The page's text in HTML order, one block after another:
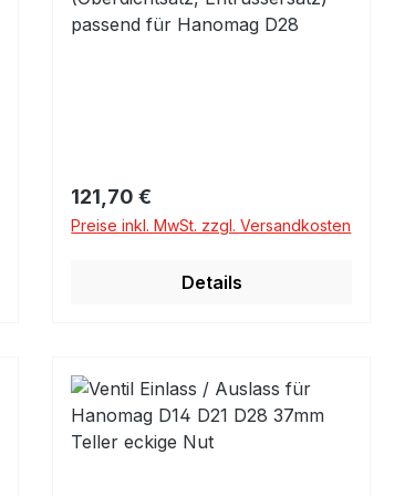
passend für Hanomag D28
Regulärer Preis:
121,70 €
Preise inkl. MwSt. zzgl. Versandkosten
Details